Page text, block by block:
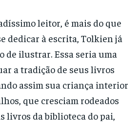
leitor, é mais do que
dedicar à escrita, Tolkien já
de ilustrar. Essa seria uma
a tradição de seus livros
assim sua criança interior
que cresciam rodeados
livros da biblioteca do pai,